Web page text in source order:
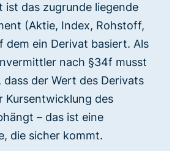
ist das zugrunde liegende
(Aktie, Index, Rohstoff,
dem ein Derivat basiert. Als
nach §34f musst
dass der Wert des Derivats
Kursentwicklung des
– das ist eine
die sicher kommt.